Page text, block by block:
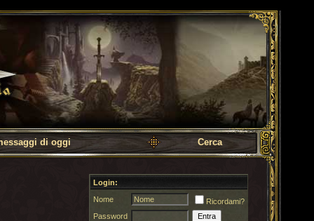
di oggi Cerca
Login:
Nome
Ricordami?
Password